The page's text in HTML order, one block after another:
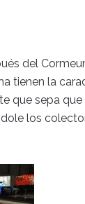
del
tienen la
que sepa
los